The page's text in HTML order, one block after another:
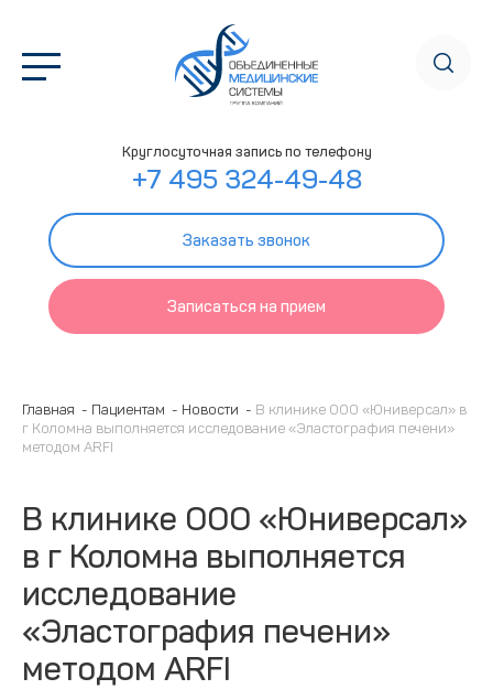
Заказать звонок
Записаться на прием
Круглосуточная запись по телефону
+7 495 324-49-48
Главная Пациентам Новости
В клинике ООО «Юниверсал» в
г Коломна выполняется исследование «Эластография печени»
методом ARFI
В клинике ООО «Юниверсал»
в г Коломна выполняется
исследование
«Эластография печени»
методом ARFI